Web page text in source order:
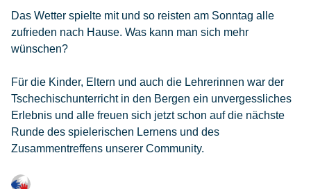
Das Wetter spielte mit und so reisten am Sonntag alle
zufrieden nach Hause. Was kann man sich mehr
wünschen?
Für die Kinder, Eltern und auch die Lehrerinnen war der
Tschechischunterricht in den Bergen ein unvergessliches
Erlebnis und alle freuen sich jetzt schon auf die nächste
Runde des spielerischen Lernens und des
Zusammentreffens unserer Community.